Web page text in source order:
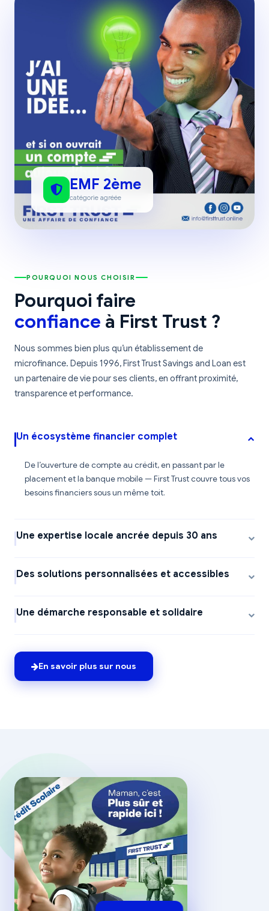
EMF 2ème
catégorie agréée
POURQUOI NOUS CHOISIR
Pourquoi faire
confiance à First Trust ?
Nous sommes bien plus qu’un établissement de
microfinance. Depuis 1996, First Trust Savings and Loan est
un partenaire de vie pour ses clients, en offrant proximité,
transparence et performance.
Un écosystème financier complet
De l’ouverture de compte au crédit, en passant par le
placement et la banque mobile — First Trust couvre tous vos
besoins financiers sous un même toit.
Une expertise locale ancrée depuis 30 ans
Des solutions personnalisées et accessibles
Une démarche responsable et solidaire
En savoir plus sur nous